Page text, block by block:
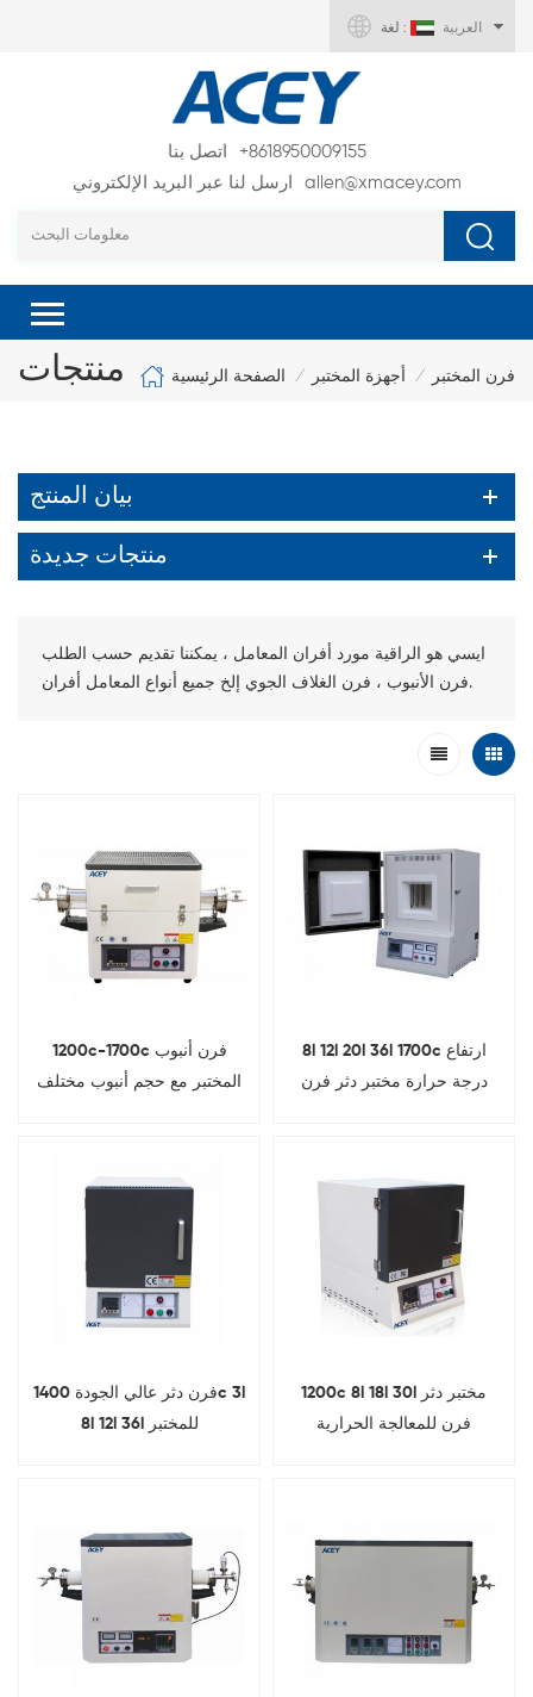
لغة : العربية
اتصل بنا
+8618950009155
ارسل لنا عبر البريد الإلكتروني
allen@xmacey.com
منتجات الصفحة الرئيسية / أجهزة المختبر / فرن المختبر
بيان المنتج
منتجات جديدة
ايسي هو الراقية مورد أفران المعامل ، يمكننا تقديم حسب الطلب
فرن الأنبوب ، فرن الغلاف الجوي إلخ جميع أنواع المعامل أفران.
1200c-1700c فرن أنبوب
المختبر مع حجم أنبوب مختلف
8l 12l 20l 36l 1700c ارتفاع
درجة حرارة مختبر دثر فرن
فرن دثر عالي الجودة 1400c 3l
8l 12l 36l للمختبر
1200c 8l 18l 30l مختبر دثر
فرن للمعالجة الحرارية